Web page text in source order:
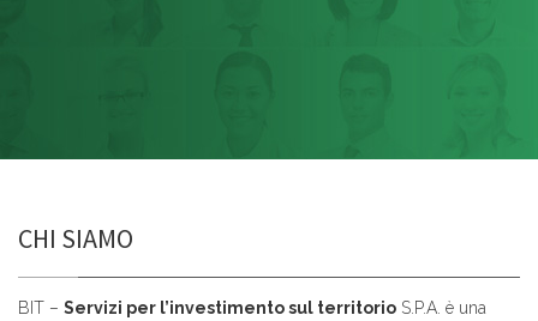
CHI SIAMO
BIT – Servizi per l’investimento sul territorio S.P.A. è una